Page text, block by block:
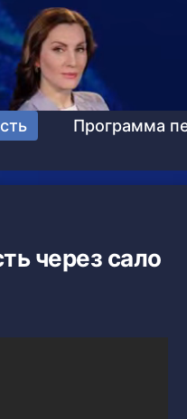
Программа
через сало